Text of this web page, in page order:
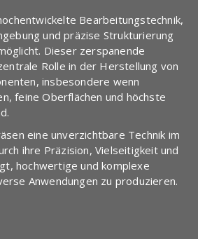
Bearbeitungstechnik,
und präzise Strukturierung
Dieser zerspanende
Rolle in der Herstellung von
insbesondere wenn
feine Oberflächen und höchste
eine unverzichtbare Technik im
ihre Präzision, Vielseitigkeit und
hochwertige und komplexe
Anwendungen zu produzieren.